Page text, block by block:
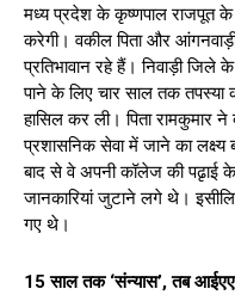
मध्य प्रदेश के कृष्णपाल राजपूत
करेगी। वकील पिता और
प्रतिभावान रहे हैं। निवाड़ी
पाने के लिए चार साल तक
हासिल कर ली। पिता रामकुमार
प्रशासनिक सेवा में जाने का लक्ष्य
बाद से वे अपनी कॉलेज की पढृाई के
जानकारियां जुटाने लगे थे।
गए थे।
15 साल तक ‘संन्यास’, तब